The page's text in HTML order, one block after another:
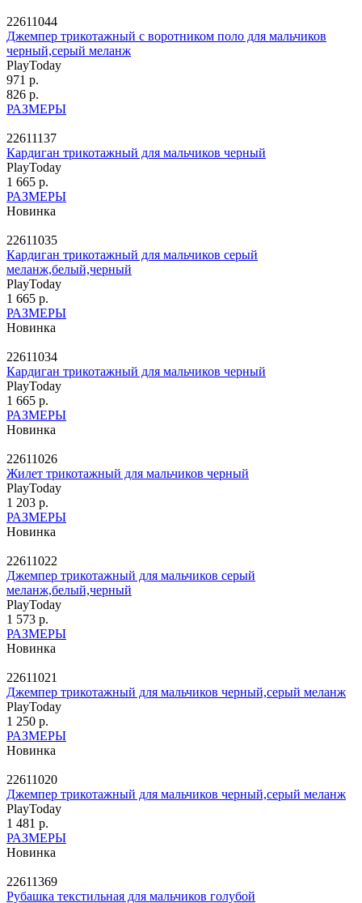
22611044
Джемпер трикотажный с воротником поло для мальчиков
черный,серый меланж
PlayToday
971 р.
826 р.
РАЗМЕРЫ
22611137
Кардиган трикотажный для мальчиков черный
PlayToday
1 665 р.
РАЗМЕРЫ
Новинка
22611035
Кардиган трикотажный для мальчиков серый
меланж,белый,черный
PlayToday
1 665 р.
РАЗМЕРЫ
Новинка
22611034
Кардиган трикотажный для мальчиков черный
PlayToday
1 665 р.
РАЗМЕРЫ
Новинка
22611026
Жилет трикотажный для мальчиков черный
PlayToday
1 203 р.
РАЗМЕРЫ
Новинка
22611022
Джемпер трикотажный для мальчиков серый
меланж,белый,черный
PlayToday
1 573 р.
РАЗМЕРЫ
Новинка
22611021
Джемпер трикотажный для мальчиков черный,серый меланж
PlayToday
1 250 р.
РАЗМЕРЫ
Новинка
22611020
Джемпер трикотажный для мальчиков черный,серый меланж
PlayToday
1 481 р.
РАЗМЕРЫ
Новинка
22611369
Рубашка текстильная для мальчиков голубой